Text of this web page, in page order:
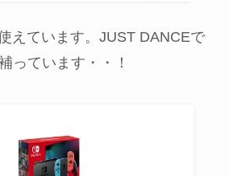
えています。JUST DANCEで
っています・・！